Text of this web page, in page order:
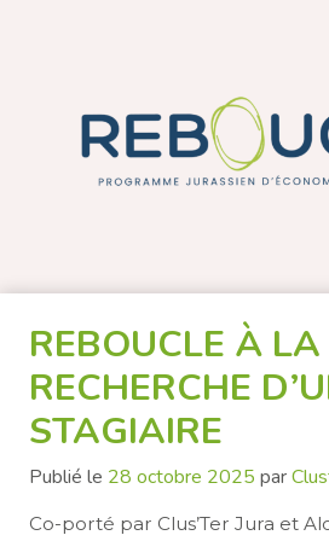
REBOUCLE À LA
RECHERCHE
STAGIAIRE
Publié le 28 octobre 2025 par
Co-porté par Clus’Ter Jura et